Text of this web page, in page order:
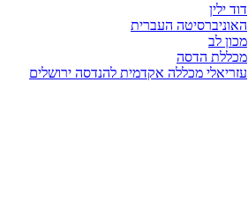
דוד ילין
האוניברסיטה העברית
מכון לב
מכללת הדסה
עזריאלי מכללה אקדמית להנדסה ירושלים